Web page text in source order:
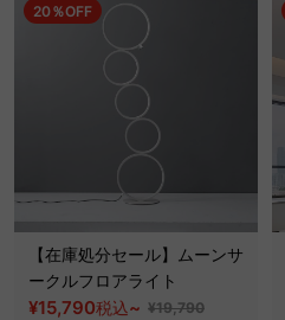
20％OFF
【在庫処分セール】ムーンサ
ークルフロアライト
¥15,790税込~ ¥19,790